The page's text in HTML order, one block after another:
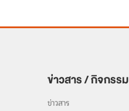
ข่าวสาร / กิจกรรม
ข่าวสาร